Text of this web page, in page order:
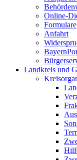
Online-
Formulare
Anfahrt
Landkreis und